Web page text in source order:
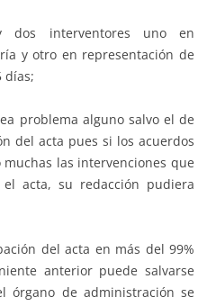
interventores uno en
y otro en representación de
días;
problema alguno salvo el de
del acta pues si los acuerdos
las intervenciones que
acta, su redacción pudiera
del acta en más del 99%
anterior puede salvarse
órgano de administración se